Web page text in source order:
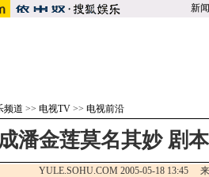
新闻
频道 >> 电视TV >> 电视前沿
潘金莲莫名其妙 剧
YULE.SOHU.COM 2005-05-18 13:45